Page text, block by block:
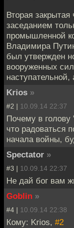
Вторая
заседанием
промышленной
Владимира
был утвержден
вооруженных
наступательной,
Krios »
#2 | 10.09.14 22:37
Почему в голову
что радоваться
начала войны,
Spectator »
#3 | 10.09.14 22:37
Не дай бог вам
Goblin »
#4 | 10.09.14 22:38
Кому: Krios, #2